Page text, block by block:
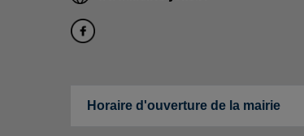
Horaire d'ouverture de la mairie